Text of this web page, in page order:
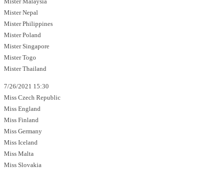
Mister Nepal
Mister Philippines
Mister Poland
Mister Singapore
Mister Togo
Mister Thailand
7/26/2021 15:30
Miss Czech Republic
Miss England
Miss Finland
Miss Germany
Miss Iceland
Miss Malta
Miss Slovakia